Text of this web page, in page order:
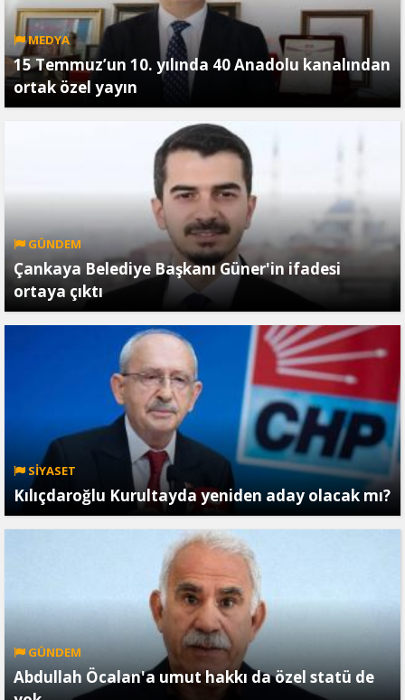
MEDYA
15 Temmuz’un 10. yılında 40 Anadolu kanalından
ortak özel yayın
GÜNDEM
Çankaya Belediye Başkanı Güner'in ifadesi
ortaya çıktı
SİYASET
Kılıçdaroğlu Kurultayda yeniden aday olacak mı?
GÜNDEM
Abdullah Öcalan'a umut hakkı da özel statü de